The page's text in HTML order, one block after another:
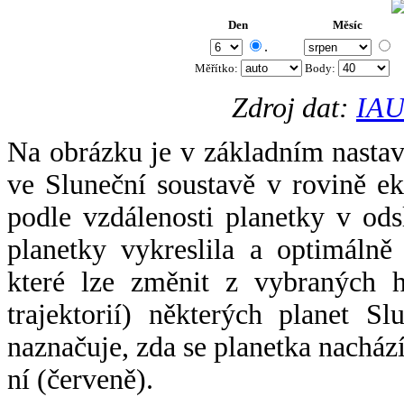
Den Měsíc
.
Měřítko: Body:
Zdroj dat:
Na obrázku je v základním
ve Sluneční soustavě v rovině
podle vzdálenosti planetky v
planetky vykreslila a
které lze změnit z vybraných
trajektorií) některých planet
naznačuje, zda se planetka
ní (červeně).